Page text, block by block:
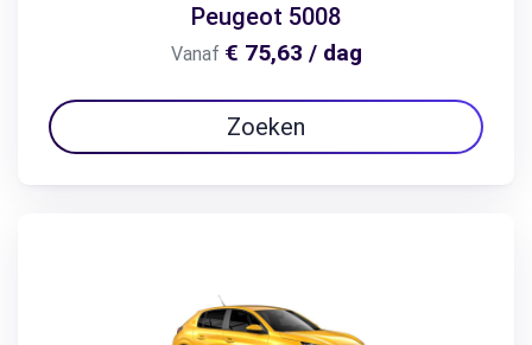
Peugeot 5008
Vanaf € 75,63 / dag
Zoeken